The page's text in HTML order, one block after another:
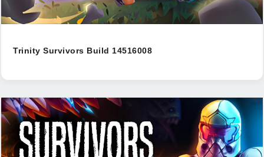
Trinity Survivors Build 14516008